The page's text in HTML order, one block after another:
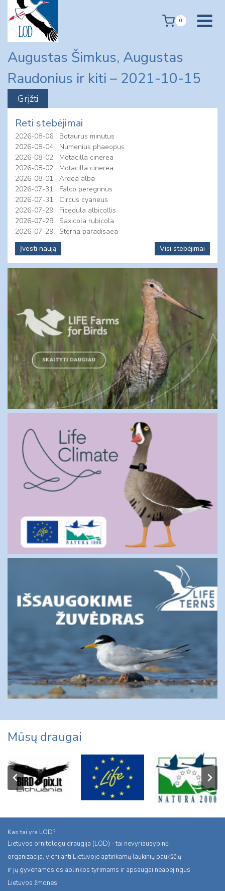
content
0
Augustas Šimkus, Augustas
Raudonius ir kiti – 2021-10-15
Reti stebėjimai
2026-08-06
Botaurus minutus
2026-08-04
Numenius phaeopus
2026-08-02
Motacilla cinerea
2026-08-02
Motacilla cinerea
2026-08-01
Ardea alba
2026-07-31
Falco peregrinus
2026-07-31
Circus cyaneus
2026-07-29
Ficedula albicollis
2026-07-29
Saxicola rubicola
2026-07-29
Sterna paradisaea
Įvesti naują
Visi stebėjimai
Mūsų draugai
Kas tai yra LOD?
Lietuvos ornitologu draugija (LOD) - tai nevyriausybinė
organizacija, vienijanti Lietuvoje aptinkamų laukinių paukščių
ir jų gyvenamosios aplinkos tyrimams ir apsaugai neabejingus
Lietuvos žmones.